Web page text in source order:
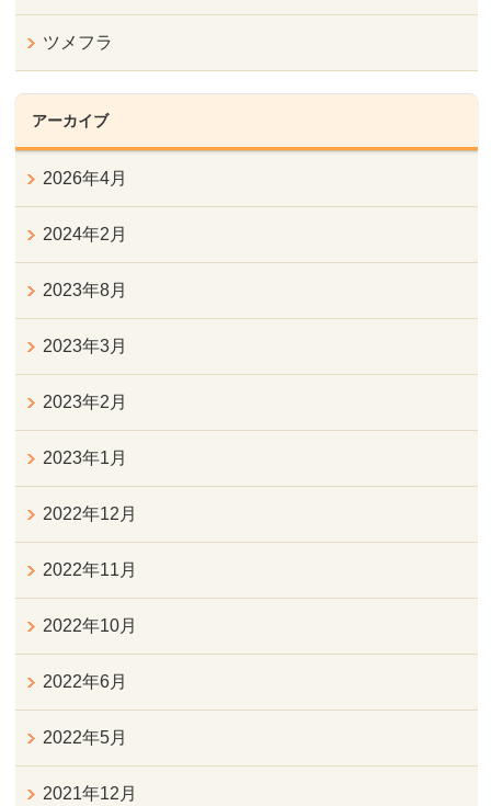
ツメフラ
アーカイブ
2026年4月
2024年2月
2023年8月
2023年3月
2023年2月
2023年1月
2022年12月
2022年11月
2022年10月
2022年6月
2022年5月
2021年12月